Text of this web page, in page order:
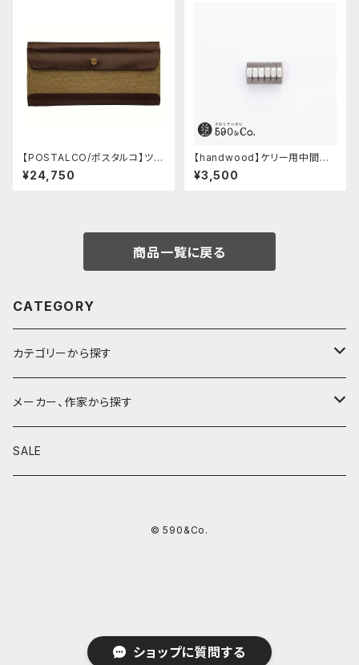
ショップに質問する
【POSTALCO/ポスタルコ】ツー
ルボックス (Olive Green)
¥24,750
【handwood】ケリー用中間パ
ーツ/カスタムグリップ (八角形/
ステンレス)
¥3,500
商品一覧に戻る
CATEGORY
カテゴリーから探す
鉛筆
鉛筆補助軸
メーカー、作家から探す
590&Co.
シャープペンシルIII
SALE
© 590&Co.